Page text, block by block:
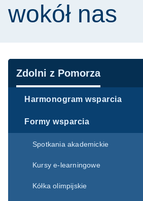
wokół nas
Nawigacja
Zdolni z Pomorza
Harmonogram wsparcia
Formy wsparcia
Spotkania akademickie
Kursy e-learningowe
Kółka olimpijskie